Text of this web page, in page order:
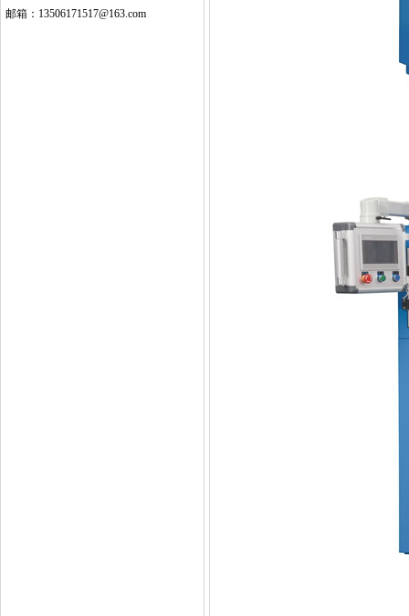
邮箱：13506171517@163.com